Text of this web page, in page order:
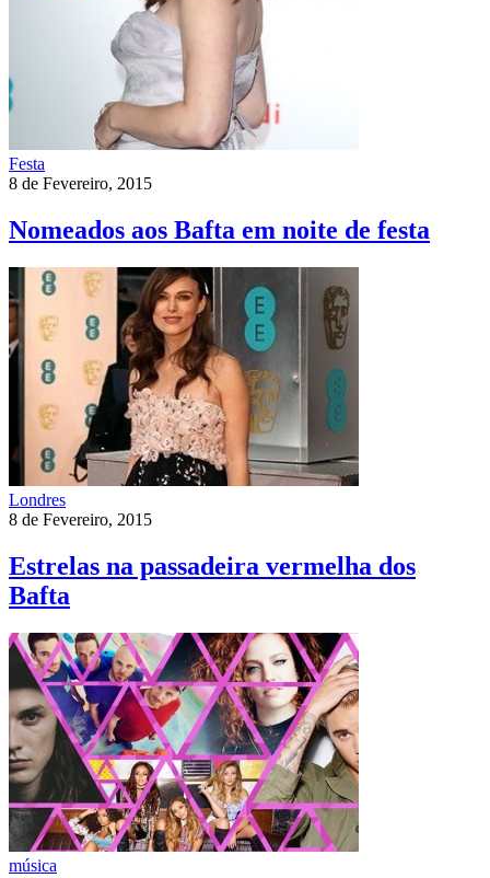
Festa
8 de Fevereiro, 2015
Nomeados aos Bafta em noite de festa
Londres
8 de Fevereiro, 2015
Estrelas na passadeira vermelha dos
Bafta
música